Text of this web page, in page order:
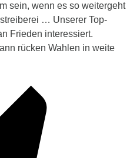
sein, wenn es so weitergeht
… Unserer Top-
Frieden interessiert.
rücken Wahlen in weite